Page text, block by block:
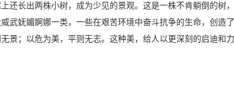
还长出两株小树，成为少见的景观。这是一株不肯躺倒的树
武妩媚婀娜一类，一些在艰苦环境中奋斗抗争的生命，创造
景；以危为美，平则无志。这种美，给人以更深刻的启迪和